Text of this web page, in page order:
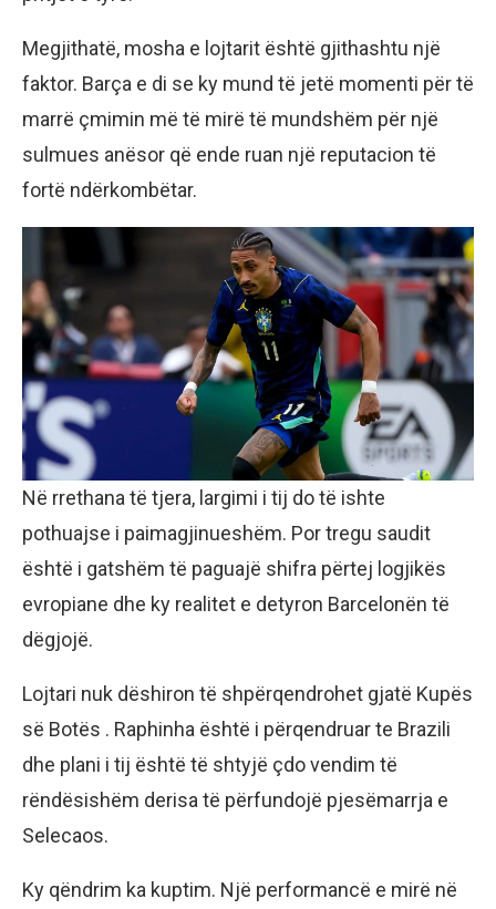
Megjithatë, mosha e lojtarit është gjithashtu një
faktor. Barça e di se ky mund të jetë momenti për të
marrë çmimin më të mirë të mundshëm për një
sulmues anësor që ende ruan një reputacion të
fortë ndërkombëtar.
Në rrethana të tjera, largimi i tij do të ishte
pothuajse i paimagjinueshëm. Por tregu saudit
është i gatshëm të paguajë shifra përtej logjikës
evropiane dhe ky realitet e detyron Barcelonën të
dëgjojë.
Lojtari nuk dëshiron të shpërqendrohet gjatë Kupës
së Botës . Raphinha është i përqendruar te Brazili
dhe plani i tij është të shtyjë çdo vendim të
rëndësishëm derisa të përfundojë pjesëmarrja e
Selecaos.
Ky qëndrim ka kuptim. Një performancë e mirë në